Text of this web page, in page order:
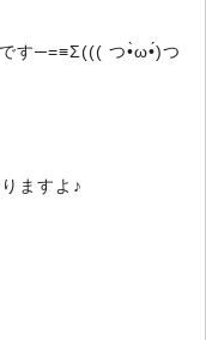
す─=≡Σ((( つ•̀ω•́)つ
ますよ♪